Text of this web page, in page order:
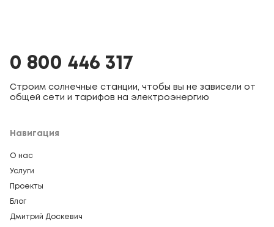
0 800 446 317
Строим солнечные станции, чтобы вы не зависели от
общей сети и тарифов на электроэнергию
Навигация
О нас
Услуги
Проекты
Блог
Дмитрий Доскевич